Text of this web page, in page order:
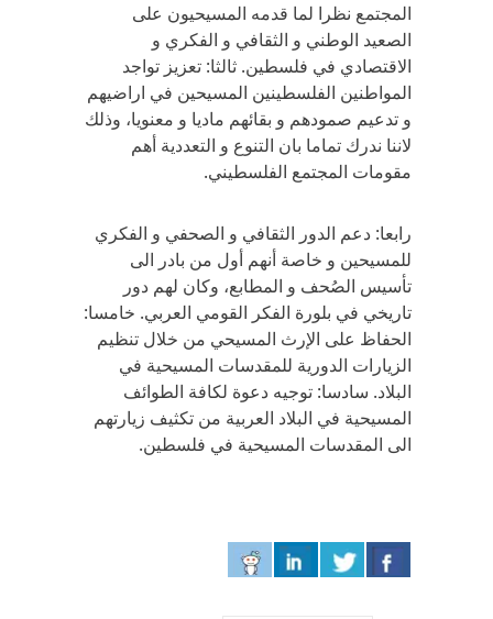
المجتمع نظرا لما قدمه المسيحيون على
الصعيد الوطني و الثقافي و الفكري و
الاقتصادي في فلسطين. ثالثا: تعزيز تواجد
المواطنين الفلسطينين المسيحين في اراضيهم
و تدعيم صمودهم و بقائهم ماديا و معنويا، وذلك
لاننا ندرك تماما بان التنوع و التعددية أهم
مقومات المجتمع الفلسطيني.
رابعا: دعم الدور الثقافي و الصحفي و الفكري
للمسيحين و خاصة أنهم أول من بادر الى
تأسيس الصُحف و المطابع، وكان لهم دور
تاريخي في بلورة الفكر القومي العربي. خامسا:
الحفاظ على الإرث المسيحي من خلال تنظيم
الزيارات الدورية للمقدسات المسيحية في
البلاد. سادسا: توجيه دعوة لكافة الطوائف
المسيحية في البلاد العربية من تكثيف زيارتهم
الى المقدسات المسيحية في فلسطين.